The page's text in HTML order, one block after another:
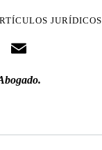
JURÍDICOS
W
ha
ts
pp
m